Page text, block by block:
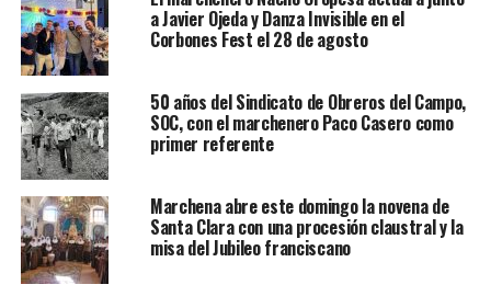
a Javier Ojeda y Danza Invisible en el
Corbones Fest el 28 de agosto
50 años del Sindicato de Obreros del Campo,
SOC, con el marchenero Paco Casero como
primer referente
Marchena abre este domingo la novena de
Santa Clara con una procesión claustral y la
misa del Jubileo franciscano